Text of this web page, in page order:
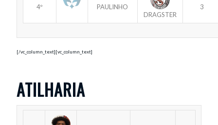
4º
PAULINHO
DRAGSTER
3
[/vc_column_text][vc_column_text]
ATILHARIA